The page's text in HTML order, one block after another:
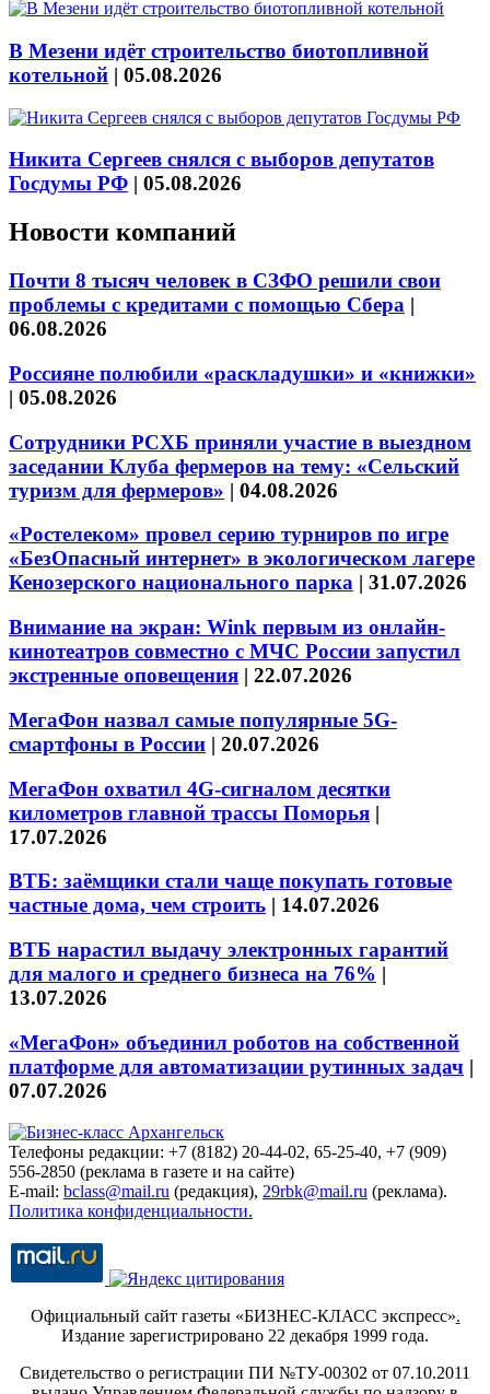
В Мезени идёт строительство биотопливной
котельной | 05.08.2026
Никита Сергеев снялся с выборов депутатов
Госдумы РФ | 05.08.2026
Новости компаний
Почти 8 тысяч человек в СЗФО решили свои
проблемы с кредитами с помощью Сбера |
06.08.2026
Россияне полюбили «раскладушки» и «книжки»
| 05.08.2026
Сотрудники РСХБ приняли участие в выездном
заседании Клуба фермеров на тему: «Сельский
туризм для фермеров» | 04.08.2026
«Ростелеком» провел серию турниров по игре
«БезОпасный интернет» в экологическом лагере
Кенозерского национального парка | 31.07.2026
Внимание на экран: Wink первым из онлайн-
кинотеатров совместно с МЧС России запустил
экстренные оповещения | 22.07.2026
МегаФон назвал самые популярные 5G-
смартфоны в России | 20.07.2026
МегаФон охватил 4G-сигналом десятки
километров главной трассы Поморья |
17.07.2026
ВТБ: заёмщики стали чаще покупать готовые
частные дома, чем строить | 14.07.2026
ВТБ нарастил выдачу электронных гарантий
для малого и среднего бизнеса на 76% |
13.07.2026
«МегаФон» объединил роботов на собственной
платформе для автоматизации рутинных задач |
07.07.2026
Телефоны редакции: +7 (8182) 20-44-02, 65-25-40, +7 (909)
556-2850 (реклама в газете и на сайте)
E-mail: bclass@mail.ru (редакция), 29rbk@mail.ru (реклама).
Политика конфиденциальности.
Официальный сайт газеты «БИЗНЕС-КЛАСС экспресс».
Издание зарегистрировано 22 декабря 1999 года.
Свидетельство о регистрации ПИ №ТУ-00302 от 07.10.2011